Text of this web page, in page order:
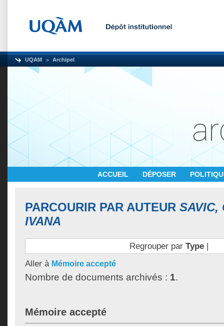
UQAM Archipel
ACCUEIL DÉPOSER
PARCOURIR PAR AUTEUR SAVIC,
IVANA
Regrouper par Type|
Aller à Mémoire accepté
Nombre de documents archivés : 1.
Mémoire accepté